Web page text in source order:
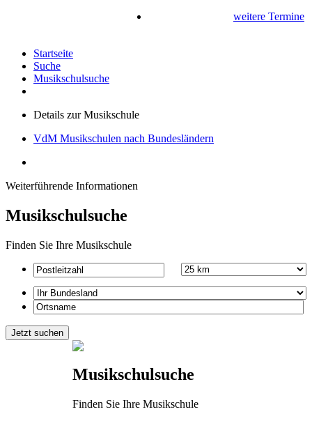
weitere Termine
Startseite
Suche
Musikschulsuche
Details zur Musikschule
VdM Musikschulen nach Bundesländern
Weiterführende Informationen
Musikschulsuche
Finden Sie Ihre Musikschule
Musikschulsuche
Finden Sie Ihre Musikschule